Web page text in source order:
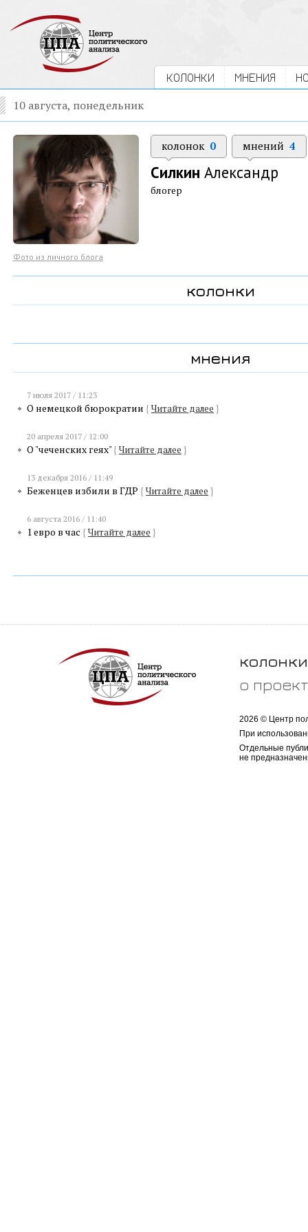
КОЛОНКИ МНЕНИЯ
10 августа, понедельник
колонок 0 мнений 4
Силкин Александр
блогер
Фото из личного блога
колонки
мнения
7 июля 2017 / 11:23
О немецкой бюрократии { Читайте далее }
20 апреля 2017 / 12:00
О "чеченских геях" { Читайте далее }
13 декабря 2016 / 11:49
Беженцев избили в ГДР { Читайте далее }
6 августа 2016 / 11:40
1 евро в час { Читайте далее }
колонки
о
2026 © Центр
При
Отдельные
не